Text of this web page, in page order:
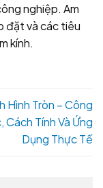
nghiệp. Am
đặt và các tiêu
kính.
Hình Tròn – Công
Cách Tính Và Ứng
Dụng Thực Tế